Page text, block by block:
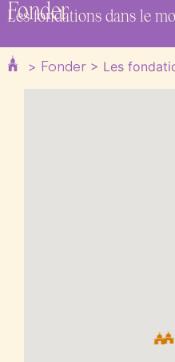
Fonder
Les fondations dans le
> Fonder > Les